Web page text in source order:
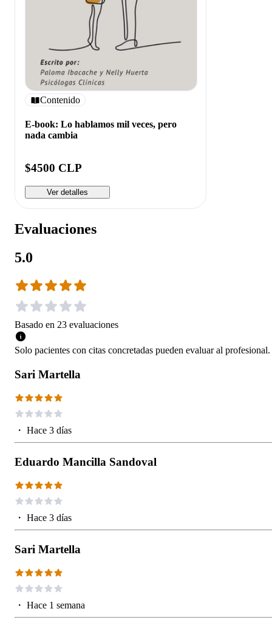
Contenido
E-book: Lo hablamos mil veces, pero
nada cambia
$4500 CLP
Ver detalles
Evaluaciones
5.0
Basado en 23 evaluaciones
Solo pacientes con citas concretadas pueden evaluar al profesional.
Sari Martella
・ Hace 3 días
Eduardo Mancilla Sandoval
・ Hace 3 días
Sari Martella
・ Hace 1 semana